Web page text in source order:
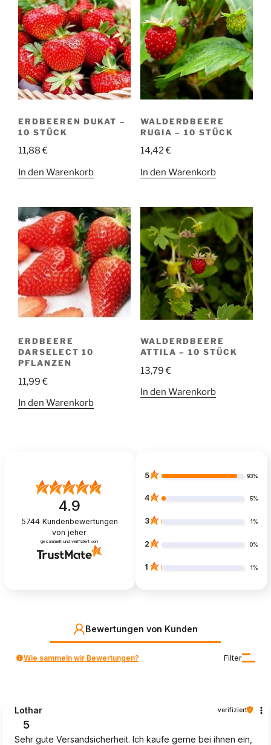
ERDBEEREN DUKAT –
10 STÜCK
11,88€
In den Warenkorb
WALDERDBEERE
RUGIA – 10 STÜCK
14,42€
In den Warenkorb
ERDBEERE
DARSELECT 10
PFLANZEN
11,99€
In den Warenkorb
WALDERDBEERE
ATTILA – 10 STÜCK
13,79€
In den Warenkorb
4.9
5744Kundenbewertungen
von jeher
gesammelt und verifiziert von
5 93%
4 5%
3 1%
2 0%
1 1%
Bewertungen von Kunden
Filter
Wie sammeln wir Bewertungen?
Lothar verifiziert
5
Sehr gute Versandsicherheit. Ich kaufe gerne bei ihnen ein,